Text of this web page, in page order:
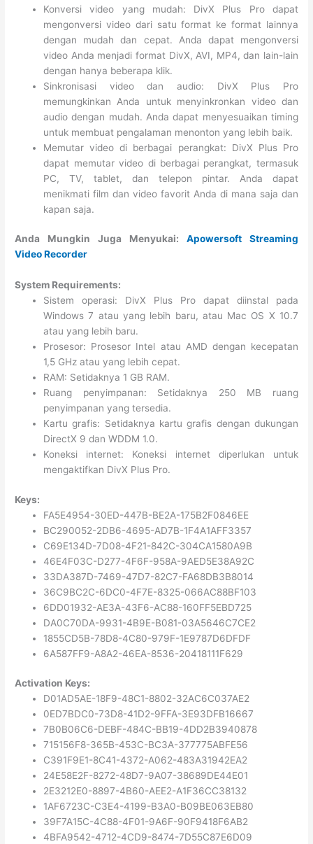
Konversi video yang mudah: DivX Plus Pro dapat
mengonversi video dari satu format ke format lainnya
dengan mudah dan cepat. Anda dapat mengonversi
video Anda menjadi format DivX, AVI, MP4, dan lain-lain
dengan hanya beberapa klik.
Sinkronisasi video dan audio: DivX Plus Pro
memungkinkan Anda untuk menyinkronkan video dan
audio dengan mudah. Anda dapat menyesuaikan timing
untuk membuat pengalaman menonton yang lebih baik.
Memutar video di berbagai perangkat: DivX Plus Pro
dapat memutar video di berbagai perangkat, termasuk
PC, TV, tablet, dan telepon pintar. Anda dapat
menikmati film dan video favorit Anda di mana saja dan
kapan saja.
Anda Mungkin Juga Menyukai: Apowersoft Streaming
Video Recorder
System Requirements:
Sistem operasi: DivX Plus Pro dapat diinstal pada
Windows 7 atau yang lebih baru, atau Mac OS X 10.7
atau yang lebih baru.
Prosesor: Prosesor Intel atau AMD dengan kecepatan
1,5 GHz atau yang lebih cepat.
RAM: Setidaknya 1 GB RAM.
Ruang penyimpanan: Setidaknya 250 MB ruang
penyimpanan yang tersedia.
Kartu grafis: Setidaknya kartu grafis dengan dukungan
DirectX 9 dan WDDM 1.0.
Koneksi internet: Koneksi internet diperlukan untuk
mengaktifkan DivX Plus Pro.
Keys:
FA5E4954-30ED-447B-BE2A-175B2F0846EE
BC290052-2DB6-4695-AD7B-1F4A1AFF3357
C69E134D-7D08-4F21-842C-304CA1580A9B
46E4F03C-D277-4F6F-958A-9AED5E38A92C
33DA387D-7469-47D7-82C7-FA68DB3B8014
36C9BC2C-6DC0-4F7E-8325-066AC88BF103
6DD01932-AE3A-43F6-AC88-160FF5EBD725
DA0C70DA-9931-4B9E-B081-03A5646C7CE2
1855CD5B-78D8-4C80-979F-1E9787D6DFDF
6A587FF9-A8A2-46EA-8536-20418111F629
Activation Keys:
D01AD5AE-18F9-48C1-8802-32AC6C037AE2
0ED7BDC0-73D8-41D2-9FFA-3E93DFB16667
7B0B06C6-DEBF-484C-BB19-4DD2B3940878
715156F8-365B-453C-BC3A-377775ABFE56
C391F9E1-8C41-4372-A062-483A31942EA2
24E58E2F-8272-48D7-9A07-38689DE44E01
2E3212E0-8897-4B60-AEE2-A1F36CC38132
1AF6723C-C3E4-4199-B3A0-B09BE063EB80
39F7A15C-4C88-4F01-9A6F-90F9418F6AB2
4BFA9542-4712-4CD9-8474-7D55C87E6D09